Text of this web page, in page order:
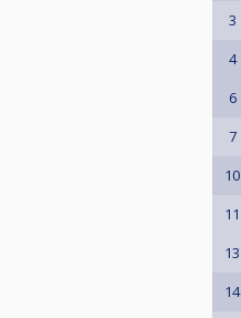
3
4
6
7
10
11
13
14